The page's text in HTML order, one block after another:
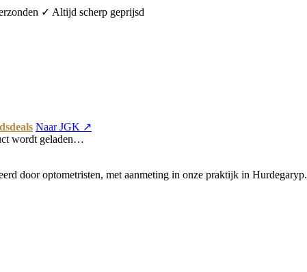
✓ Altijd scherp geprijsd
Naar JGK ↗
wordt geladen…
door optometristen, met aanmeting in onze praktijk in Hurdegaryp.